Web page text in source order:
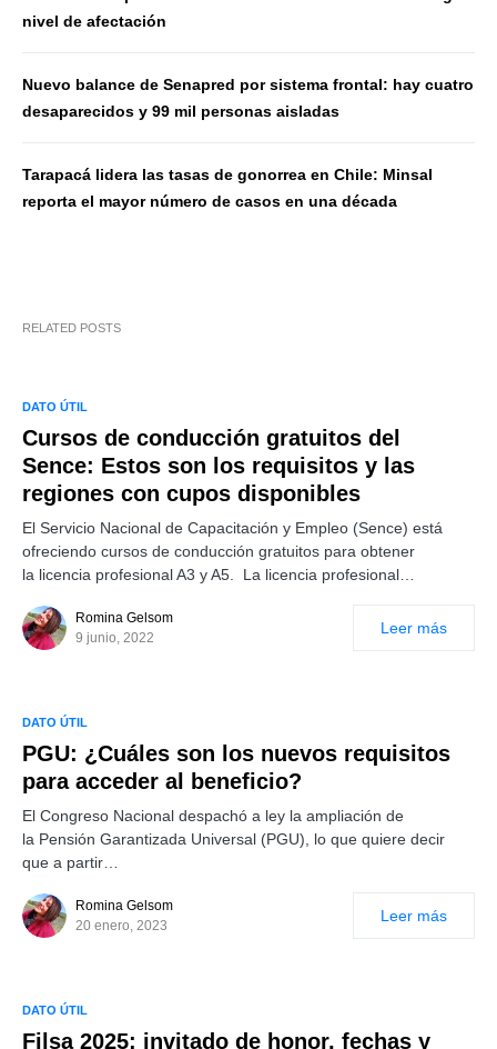
nivel de afectación
Nuevo balance de Senapred por sistema frontal: hay cuatro
desaparecidos y 99 mil personas aisladas
Tarapacá lidera las tasas de gonorrea en Chile: Minsal
reporta el mayor número de casos en una década
RELATED POSTS
DATO ÚTIL
Cursos de conducción gratuitos del
Sence: Estos son los requisitos y las
regiones con cupos disponibles
El Servicio Nacional de Capacitación y Empleo (Sence) está
ofreciendo cursos de conducción gratuitos para obtener
la licencia profesional A3 y A5. La licencia profesional…
Romina Gelsom
9 junio, 2022
Leer más
DATO ÚTIL
PGU: ¿Cuáles son los nuevos requisitos
para acceder al beneficio?
El Congreso Nacional despachó a ley la ampliación de
la Pensión Garantizada Universal (PGU), lo que quiere decir
que a partir…
Romina Gelsom
20 enero, 2023
Leer más
DATO ÚTIL
Filsa 2025: invitado de honor, fechas y